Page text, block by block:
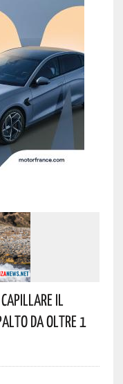
Capillare Il
Da Oltre 1